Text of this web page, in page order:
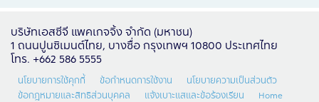
บริษัทเอสซีจี แพคเกจจิ้ง จำกัด (มหาชน)
1 ถนนปูนซิเมนต์ไทย, บางซื่อ กรุงเทพฯ 10800 ประเทศไทย
โทร. +662 586 5555
นโยบายการใช้คุกกี้ ข้อกำหนดการใช้งาน
นโยบายความเป็นส่วนตัว
ข้อกฎหมายและสิทธิส่วนบุคคล
แจ้งเบาะแสและข้อร้องเรียน Home